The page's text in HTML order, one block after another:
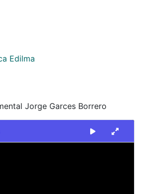
Edilma
Jorge Garces Borrero